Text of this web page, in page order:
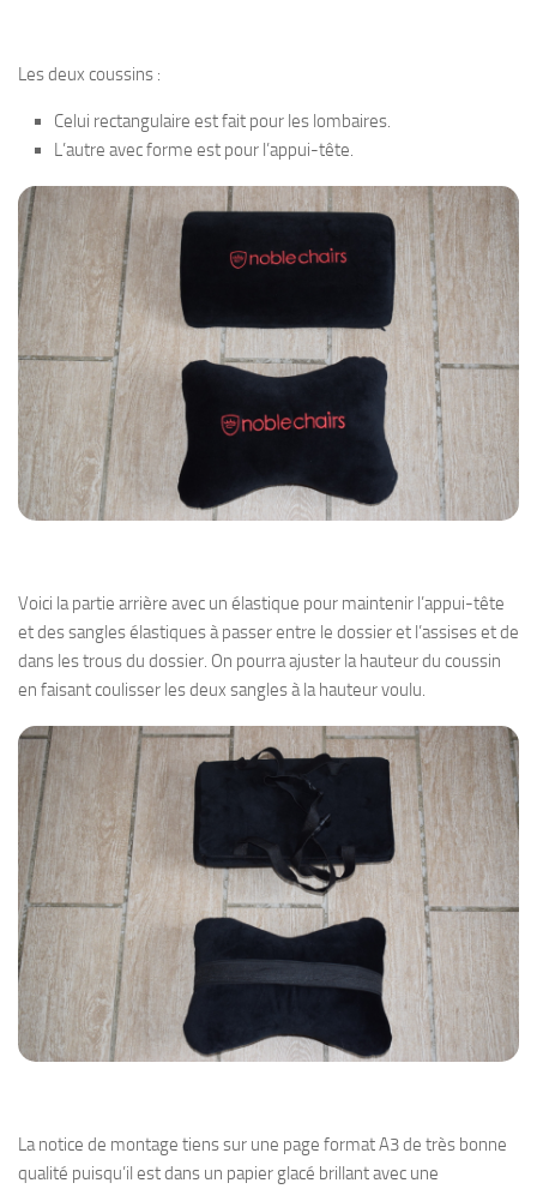
Les deux coussins :
Celui rectangulaire est fait pour les lombaires.
L’autre avec forme est pour l’appui-tête.
Voici la partie arrière avec un élastique pour maintenir l’appui-tête
et des sangles élastiques à passer entre le dossier et l’assises et de
dans les trous du dossier. On pourra ajuster la hauteur du coussin
en faisant coulisser les deux sangles à la hauteur voulu.
La notice de montage tiens sur une page format A3 de très bonne
qualité puisqu’il est dans un papier glacé brillant avec une